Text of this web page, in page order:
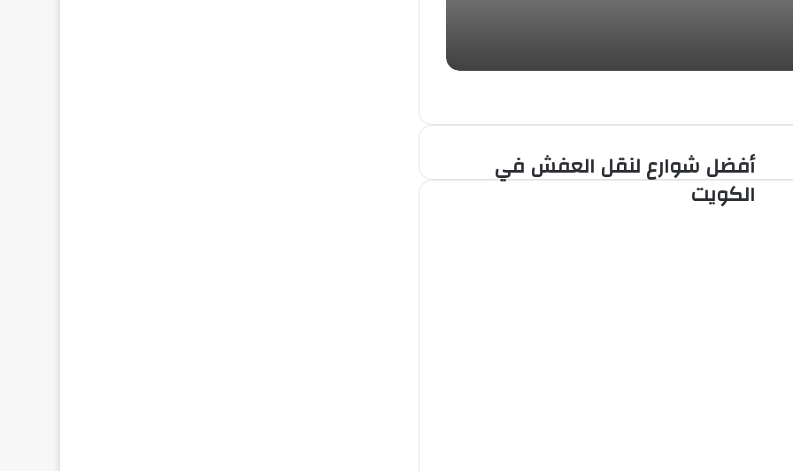
أفضل شوارع لنقل العفش في
الكويت